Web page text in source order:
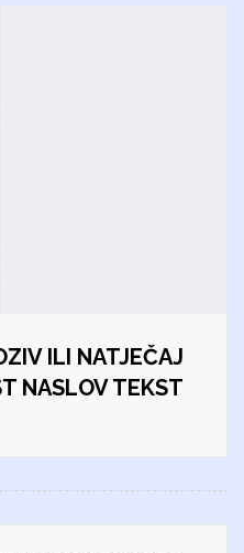
ILI NATJEČAJ
NASLOV TEKST